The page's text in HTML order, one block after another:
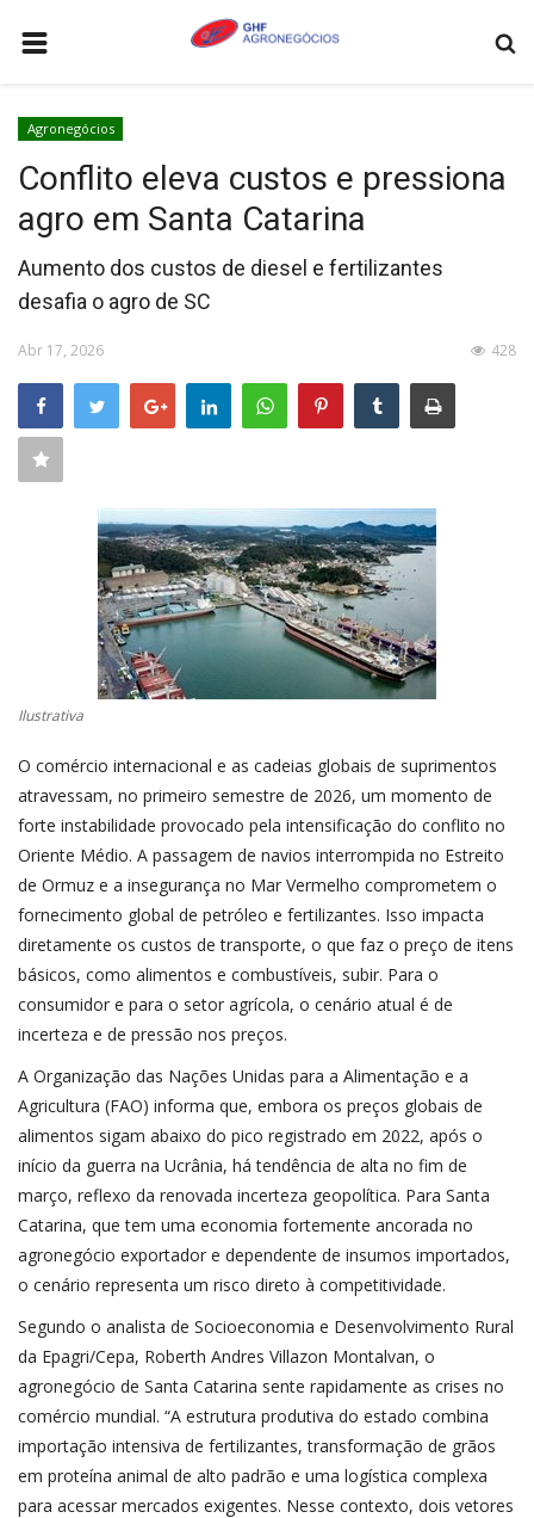
AGRONEGÓCIOS
LEILÕES
FEIRAS E EVENTOS
LOGÍSTICA
COLUNISTA
QUEM SOMOS
CONTATO
CONECTE-SE
Agronegócios
Conflito eleva custos e pressiona
agro em Santa Catarina
Aumento dos custos de diesel e fertilizantes
desafia o agro de SC
Abr 17, 2026 428
Ilustrativa
O comércio internacional e as cadeias globais de suprimentos
atravessam, no primeiro semestre de 2026, um momento de
forte instabilidade provocado pela intensificação do conflito no
Oriente Médio. A passagem de navios interrompida no Estreito
de Ormuz e a insegurança no Mar Vermelho comprometem o
fornecimento global de petróleo e fertilizantes. Isso impacta
diretamente os custos de transporte, o que faz o preço de itens
básicos, como alimentos e combustíveis, subir. Para o
consumidor e para o setor agrícola, o cenário atual é de
incerteza e de pressão nos preços.
A Organização das Nações Unidas para a Alimentação e a
Agricultura (FAO) informa que, embora os preços globais de
alimentos sigam abaixo do pico registrado em 2022, após o
início da guerra na Ucrânia, há tendência de alta no fim de
março, reflexo da renovada incerteza geopolítica. Para Santa
Catarina, que tem uma economia fortemente ancorada no
agronegócio exportador e dependente de insumos importados,
o cenário representa um risco direto à competitividade.
Segundo o analista de Socioeconomia e Desenvolvimento Rural
da Epagri/Cepa, Roberth Andres Villazon Montalvan, o
agronegócio de Santa Catarina sente rapidamente as crises no
comércio mundial. “A estrutura produtiva do estado combina
importação intensiva de fertilizantes, transformação de grãos
em proteína animal de alto padrão e uma logística complexa
para acessar mercados exigentes. Nesse contexto, dois vetores